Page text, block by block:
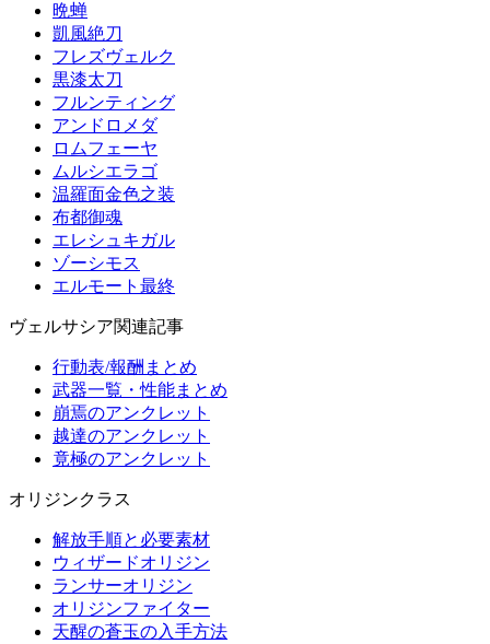
晩蝉
凱風絶刀
フレズヴェルク
黒漆太刀
フルンティング
アンドロメダ
ロムフェーヤ
ムルシエラゴ
温羅面金色之装
布都御魂
エレシュキガル
ゾーシモス
エルモート最終
ヴェルサシア関連記事
行動表/報酬まとめ
武器一覧・性能まとめ
崩焉のアンクレット
越達のアンクレット
竟極のアンクレット
オリジンクラス
解放手順と必要素材
ウィザードオリジン
ランサーオリジン
オリジンファイター
天醒の蒼玉の入手方法